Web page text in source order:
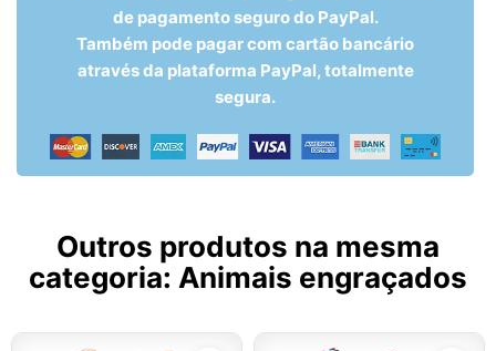
de pagamento seguro do PayPal.
Também pode pagar com cartão bancário
através da plataforma PayPal, totalmente
segura.
Outros produtos na mesma
categoria: Animais engraçados